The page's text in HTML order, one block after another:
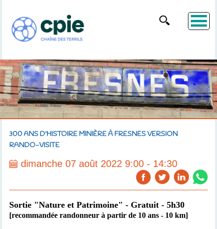
300 ANS D'HISTOIRE MINIÈRE À FRESNES VERSION
RANDO-VISITE
dimanche 07 août 2022 9:00 - 14:30
Sortie "Nature et Patrimoine" - Gratuit - 5h30
[recommandée randonneur à partir de 10 ans - 10 km]